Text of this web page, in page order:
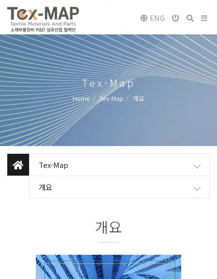
ENG
Tex-Map
Home Tex-Map 개요
Tex-Map
개요
개요